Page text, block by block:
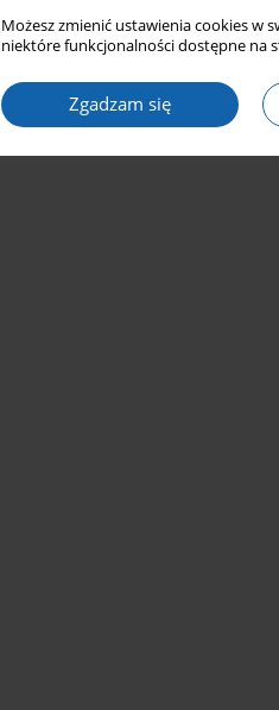
Możesz zmienić ustawienia cookies w
niektóre funkcjonalności dostępne na
Zgadzam się